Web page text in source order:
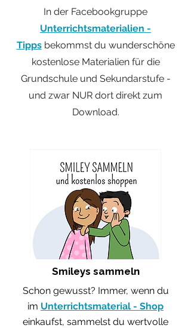
In der Facebookgruppe
Unterrichtsmaterialien -
Tippsbekommst du wunderschöne
kostenloseMaterialien für die
Grundschule und Sekundarstufe -
und zwar NUR dort direkt zum
Download.
Smileys sammeln
Schon gewusst? Immer, wenn du
im Unterrichtsmaterial - Shop
einkaufst, sammelst du wertvolle